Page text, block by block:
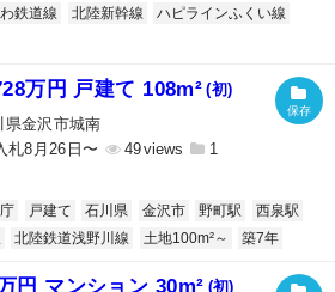
鉄道線 北陸新幹線
ハピラインふくい線
万円 戸建て 108m² (初)
県金沢市城南
札8月26日〜
49 1
戸建て 石川県 金沢市 野町駅
西泉駅
北陸鉄道浅野川線 土地100m²～ 築7年
円 マンション 30m² (初)